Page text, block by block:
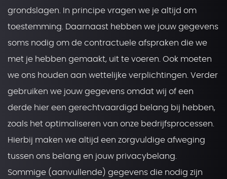
grondslagen. In principe vragen we je altijd om
toestemming. Daarnaast hebben we jouw gegevens
soms nodig om de contractuele afspraken die we
met je hebben gemaakt, uit te voeren. Ook moeten
we ons houden aan wettelijke verplichtingen. Verder
gebruiken we jouw gegevens omdat wij of een
derde hier een gerechtvaardigd belang bij hebben,
zoals het optimaliseren van onze bedrijfsprocessen.
Hierbij maken we altijd een zorgvuldige afweging
tussen ons belang en jouw privacybelang.
Sommige (aanvullende) gegevens die nodig zijn